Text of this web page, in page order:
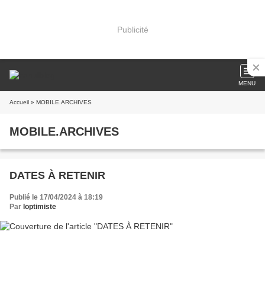
Publicité
MENU
Accueil » MOBILE.ARCHIVES
MOBILE.ARCHIVES
DATES À RETENIR
Publié le 17/04/2024 à 18:19
Par loptimiste